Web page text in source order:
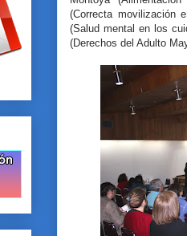
(Correcta movilización
(Salud mental en los
(Derechos del Adulto